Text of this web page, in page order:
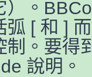
）。
弧 [ 和 ]
制。要得
說明。